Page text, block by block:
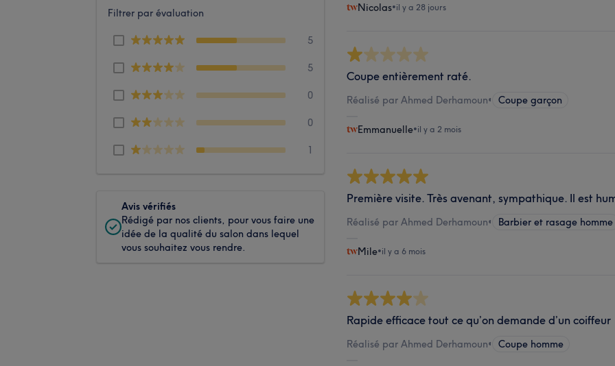
Filtrer par évaluation
5
5
0
0
1
Avis vérifiés
Rédigé par nos clients, pour vous faire une
idée de la qualité du salon dans lequel
vous souhaitez vous rendre.
Nicolas•il y a 28 jours
Coupe entièrement raté.
Réalisé par Ahmed Derhamoun• Coupe garçon
Emmanuelle•il y a 2 mois
Première visite. Très avenant, sympathique. Il est
Réalisé par Ahmed Derhamoun• Barbier et rasage homme
Mile•il y a 6 mois
Rapide efficace tout ce qu’on demande d’un coiffeur
Réalisé par Ahmed Derhamoun• Coupe homme